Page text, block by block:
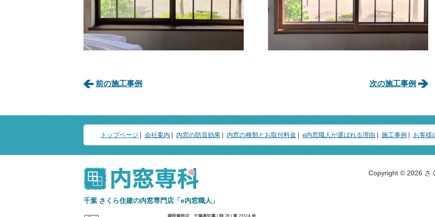
前の施工事例 次の施工事例
トップページ 会社案内 内窓の防音効果 内窓の種類とお取付料金 e内窓職人が選ばれる理由 施工事例 お客様
千葉 さくら住建の内窓専門店 「e内窓職人」
Copyright © 2026 さ